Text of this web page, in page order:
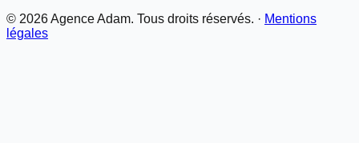
© 2026Agence Adam. Tous droits réservés. · Mentions
légales